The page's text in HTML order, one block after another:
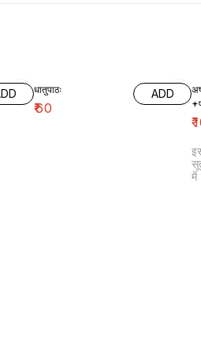
धातुपाठः
₹60
ADD
₹
में